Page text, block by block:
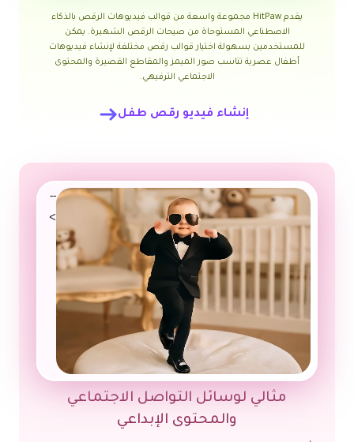
يقدم HitPaw مجموعة واسعة من قوالب فيديوهات الرقص بالذكاء
الاصطناعي المستوحاة من صيحات الرقص الشهيرة. يمكن
للمستخدمين بسهولة اختيار قوالب رقص مختلفة لإنشاء فيديوهات
أطفال عصرية تناسب صور الميمز والمقاطع القصيرة والمحتوى
الاجتماعي الترفيهي.
إنشاء فيديو رقص طفل
مثالي لوسائل التواصل الاجتماعي
والمحتوى الإبداعي
--
>